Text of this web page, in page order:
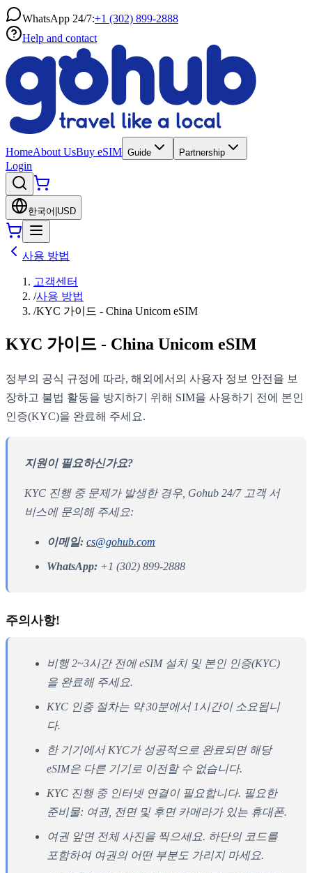
WhatsApp 24/7:+1 (302) 899-2888
Help and contact
HomeAbout UsBuy eSIM Guide Partnership
Login
한국어 USD
사용 방법
고객센터
/사용 방법
/KYC 가이드 - China Unicom eSIM
KYC 가이드 - China Unicom eSIM
정부의 공식 규정에 따라, 해외에서의 사용자 정보 안전을 보
장하고 불법 활동을 방지하기 위해 SIM을 사용하기 전에 본인
인증(KYC)을 완료해 주세요.
지원이 필요하신가요?
KYC 진행 중 문제가 발생한 경우, Gohub 24/7 고객 서
비스에 문의해 주세요:
이메일: cs@gohub.com
WhatsApp: +1 (302) 899-2888
주의사항!
비행 2~3시간 전에 eSIM 설치 및 본인 인증(KYC)
을 완료해 주세요.
KYC 인증 절차는 약 30분에서 1시간이 소요됩니
다.
한 기기에서 KYC가 성공적으로 완료되면 해당
eSIM은 다른 기기로 이전할 수 없습니다.
KYC 진행 중 인터넷 연결이 필요합니다. 필요한
준비물: 여권, 전면 및 후면 카메라가 있는 휴대폰.
여권 앞면 전체 사진을 찍으세요. 하단의 코드를
포함하여 여권의 어떤 부분도 가리지 마세요.